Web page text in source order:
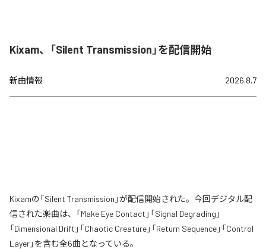
Kixam、「Silent Transmission」を配信開始
新曲情報 2026.8.7
Kixamの「Silent Transmission」が配信開始された。今回デジタル配
信された楽曲は、「Make Eye Contact」「Signal Degrading」
「Dimensional Drift」「Chaotic Creature」「Return Sequence」「Control
Layer」を含む全6曲となっている。